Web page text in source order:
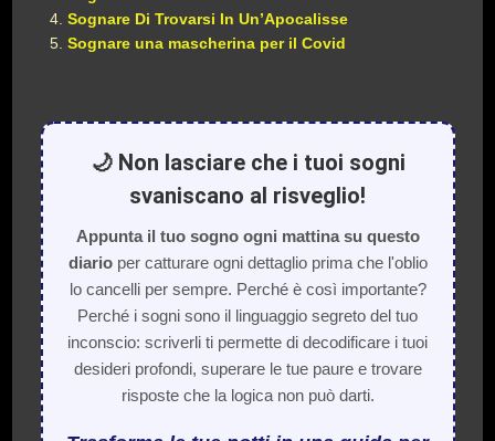
Sognare Di Trovarsi In Un’Apocalisse
Sognare una mascherina per il Covid
🌙 Non lasciare che i tuoi sogni
svaniscano al risveglio!
Appunta il tuo sogno ogni mattina su questo
diarioper catturare ogni dettaglio prima che l'oblio
lo cancelli per sempre. Perché è così importante?
Perché i sogni sono il linguaggio segreto del tuo
inconscio: scriverli ti permette di decodificare i tuoi
desideri profondi, superare le tue paure e trovare
risposte che la logica non può darti.